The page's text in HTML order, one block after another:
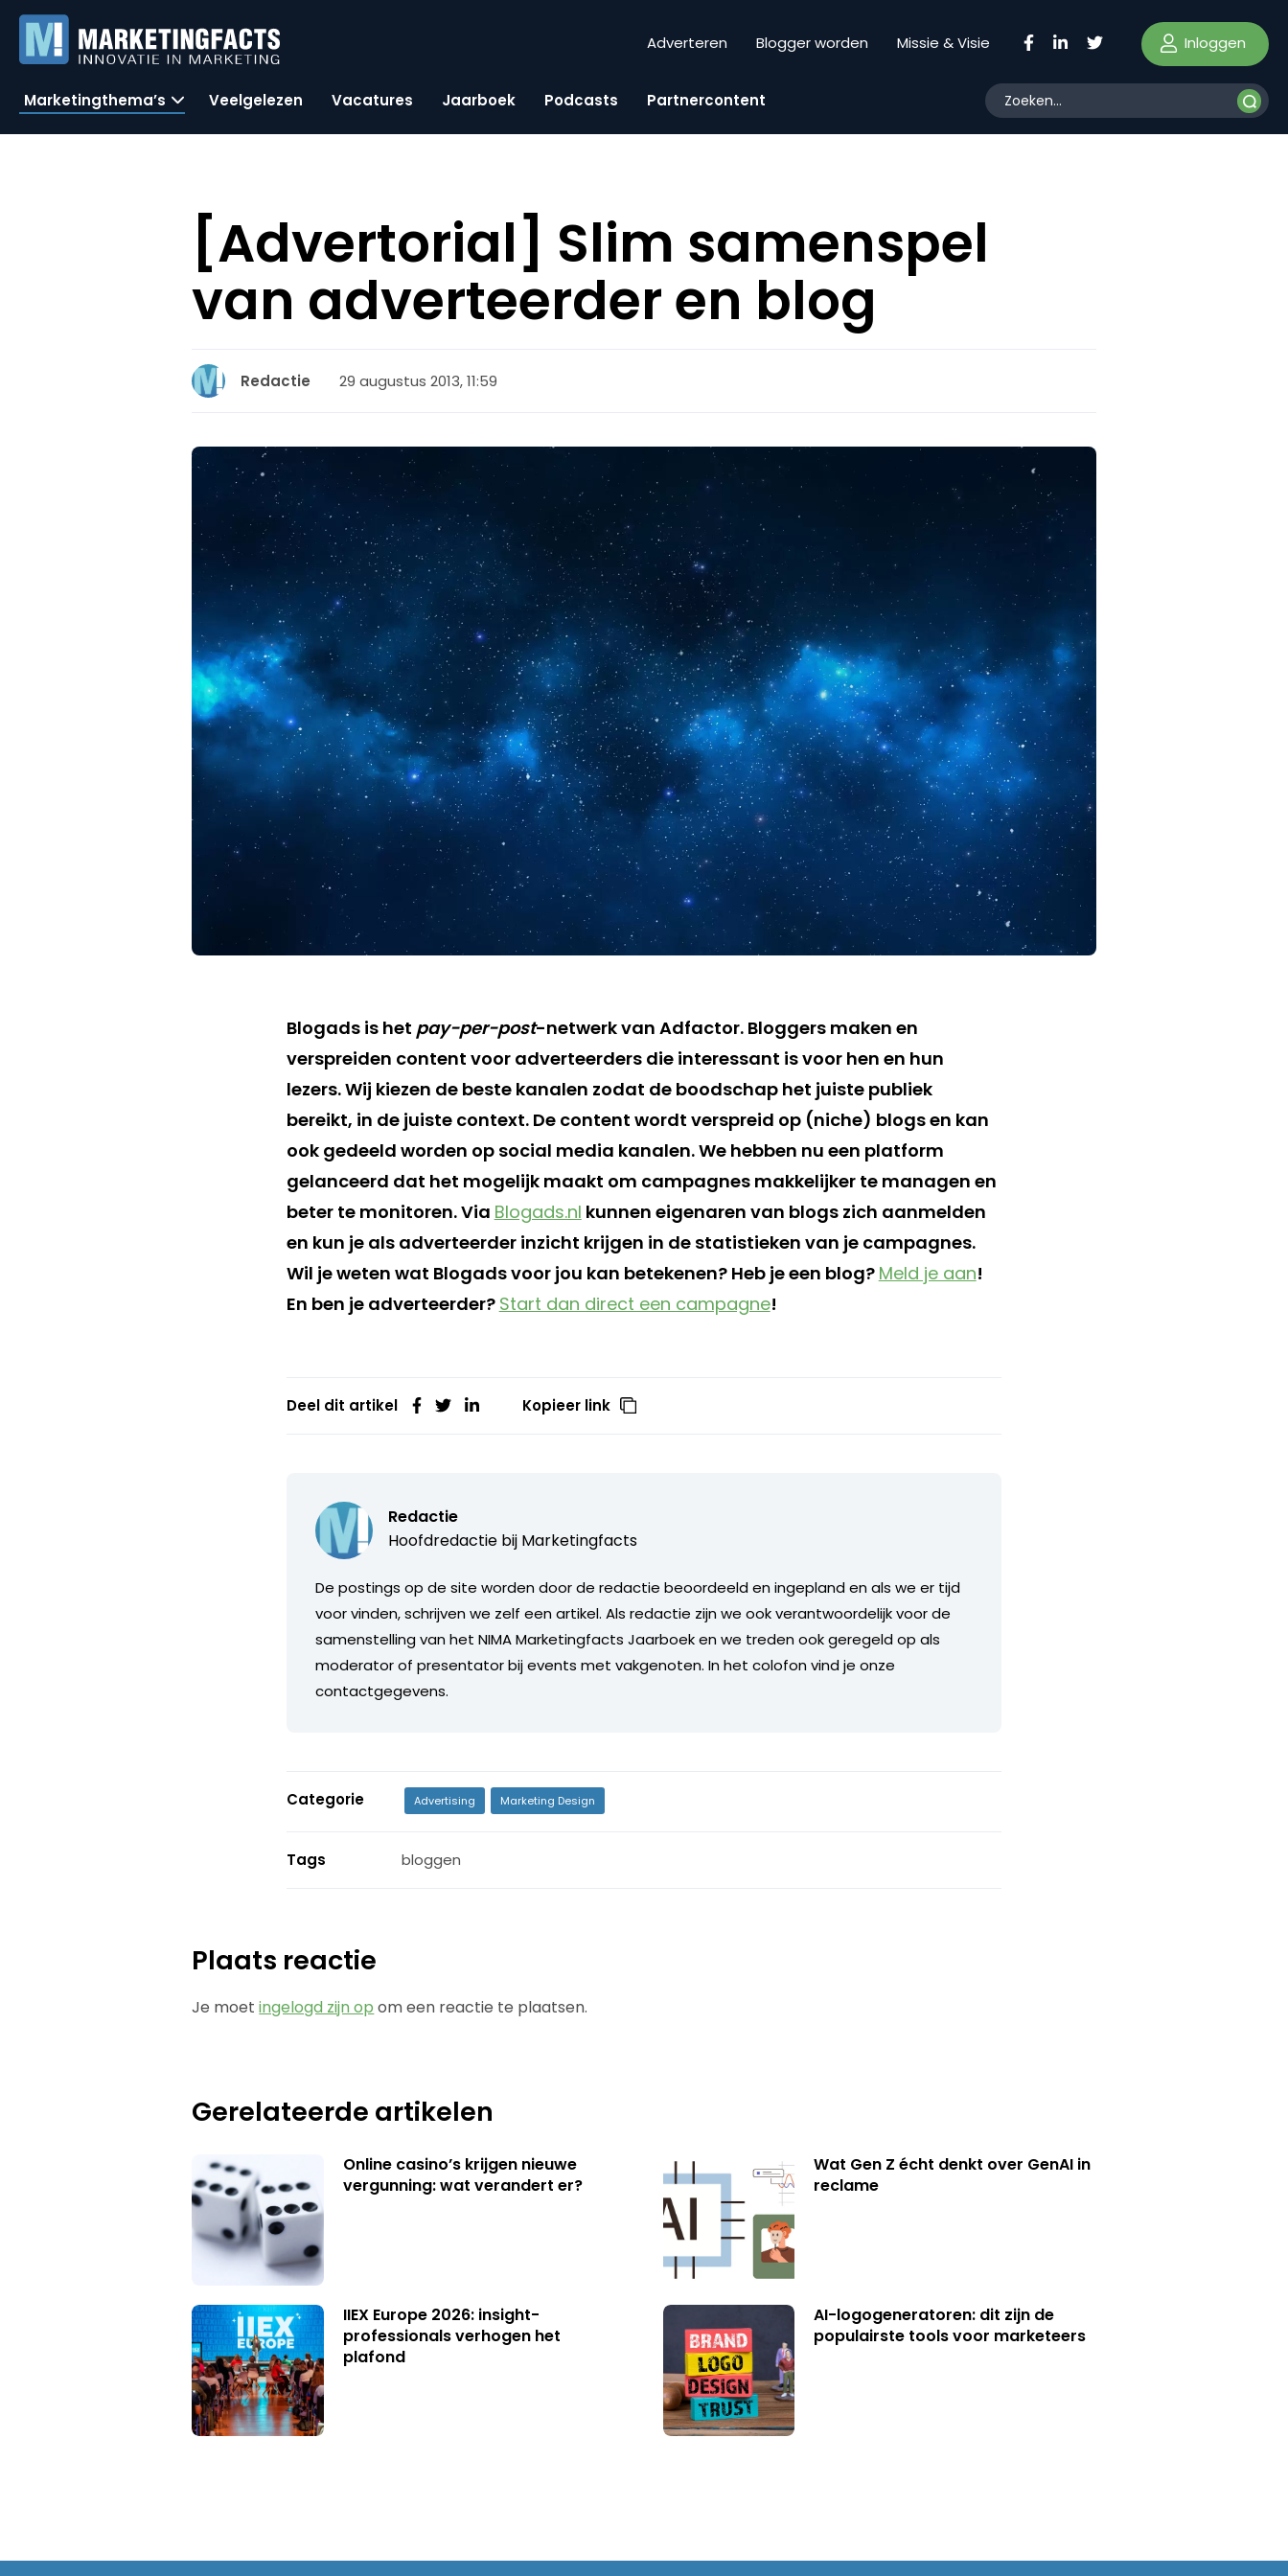
Adverteren Blogger worden Missie & Visie Inloggen
Marketingthema’s Veelgelezen Vacatures Jaarboek Podcasts Partnercontent
[Advertorial] Slim samenspel
van adverteerder en blog
Redactie 29 augustus 2013, 11:59
Blogads is het pay-per-post-netwerk van Adfactor. Bloggers maken en
verspreiden content voor adverteerders die interessant is voor hen en hun
lezers. Wij kiezen de beste kanalen zodat de boodschap het juiste publiek
bereikt, in de juiste context. De content wordt verspreid op (niche) blogs en kan
ook gedeeld worden op social media kanalen. We hebben nu een platform
gelanceerd dat het mogelijk maakt om campagnes makkelijker te managen en
beter te monitoren. Via Blogads.nl kunnen eigenaren van blogs zich aanmelden
en kun je als adverteerder inzicht krijgen in de statistieken van je campagnes.
Wil je weten wat Blogads voor jou kan betekenen? Heb je een blog? Meld je aan!
En ben je adverteerder? Start dan direct een campagne!
Deel dit artikel Kopieer link
Redactie
Hoofdredactie bij Marketingfacts
De postings op de site worden door de redactie beoordeeld en ingepland en als we er tijd
voor vinden, schrijven we zelf een artikel. Als redactie zijn we ook verantwoordelijk voor de
samenstelling van het NIMA Marketingfacts Jaarboek en we treden ook geregeld op als
moderator of presentator bij events met vakgenoten. In het colofon vind je onze
contactgegevens.
Categorie Advertising Marketing Design
Tags bloggen
Plaats reactie
Je moetingelogd zijn op om een reactie te plaatsen.
Gerelateerde artikelen
Online casino’s krijgen nieuwe
vergunning: wat verandert er?
Wat Gen Z écht denkt over GenAI in
reclame
IIEX Europe 2026: insight-
professionals verhogen het
plafond
AI-logogeneratoren: dit zijn de
populairste tools voor marketeers